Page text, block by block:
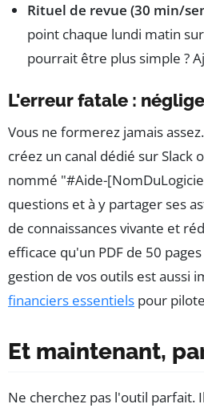
Rituel de revue (30 min/
point chaque lundi matin
pourrait être plus simple ?
L'erreur fatale :
Vous ne formerez jamais
créez un canal dédié sur Slack
nommé "#Aide-
questions et à y partager ses
de connaissances vivante et
efficace qu'un PDF de 50
gestion de vos outils est aussi
financiers essentiels pour
Et maintenant,
Ne cherchez pas l'outil